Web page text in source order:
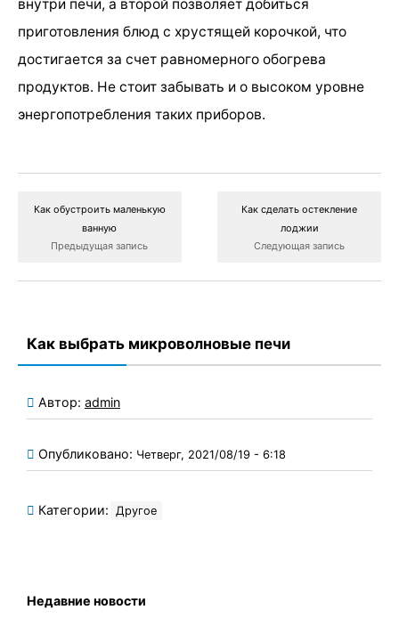
внутри печи, а второй позволяет добиться
приготовления блюд с хрустящей корочкой, что
достигается за счет равномерного обогрева
продуктов. Не стоит забывать и о высоком уровне
энергопотребления таких приборов.
Как обустроить маленькую
ванную
Предыдущая запись
Как сделать остекление
лоджии
Следующая запись
Как выбрать микроволновые печи
Автор: admin
Опубликовано: Четверг, 2021/08/19 - 6:18
Категории: Другое
Недавние новости